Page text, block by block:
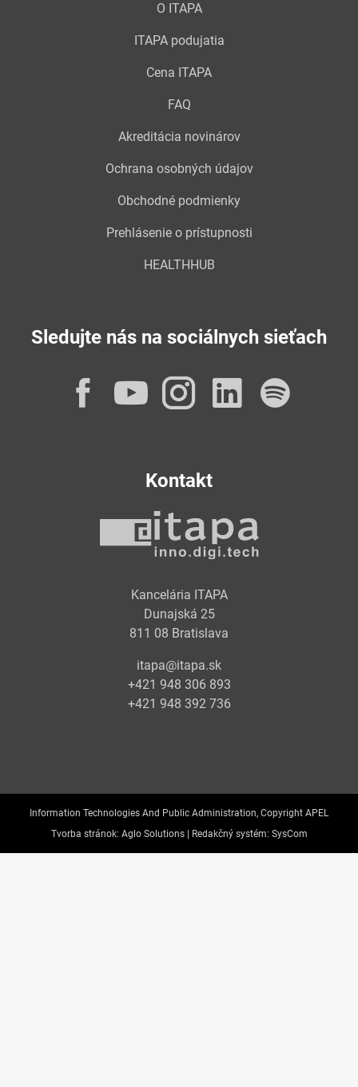
O ITAPA
ITAPA podujatia
Cena ITAPA
FAQ
Akreditácia novinárov
Ochrana osobných údajov
Obchodné podmienky
Prehlásenie o prístupnosti
HEALTHHUB
Sledujte nás na sociálnych sieťach
Facebook
YouTube
Instagram
Kontakt
Kancelária ITAPA
Dunajská 25
811 08 Bratislava
itapa@itapa.sk
+421 948 306 893
+421 948 392 736
Information Technologies And Public Administration, Copyright APEL
Tvorba stránok: Aglo Solutions | Redakčný systém: SysCom